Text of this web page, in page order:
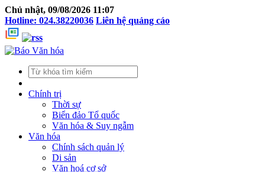
Chủ nhật, 09/08/2026 11:07
Hotline: 024.38220036 Liên hệ quảng cáo
Chính trị
Thời sự
Biển đảo Tổ quốc
Văn hóa & Suy ngẫm
Văn hóa
Chính sách quản lý
Di sản
Văn hoá cơ sở